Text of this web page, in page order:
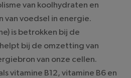
van koolhydraten en
voedsel in energie.
is betrokken bij de
bij de omzetting van
van onze cellen.
vitamine B12, vitamine B6 en